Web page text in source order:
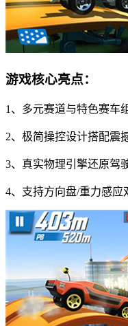
游戏核心亮点：
1、多元赛道与特色赛车
2、极简操控设计搭配震
3、真实物理引擎还原驾
4、支持方向盘/重力感